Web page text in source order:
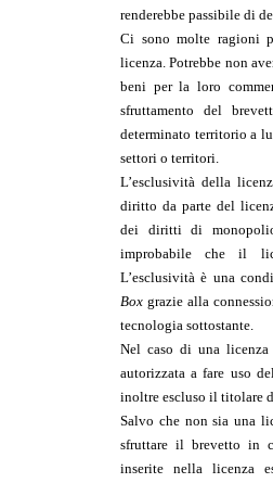
renderebbe passibile di
Ci sono molte ragioni
licenza. Potrebbe non
beni per la loro
sfruttamento del
determinato territorio a
settori o territori.
L’esclusività della
diritto da parte del
dei diritti di
improbabile che il
L’esclusività è una
Box grazie alla
tecnologia sottostante.
Nel caso di una
autorizzata a fare uso
inoltre escluso il titolare
Salvo che non sia una
sfruttare il brevetto in
inserite nella licenza